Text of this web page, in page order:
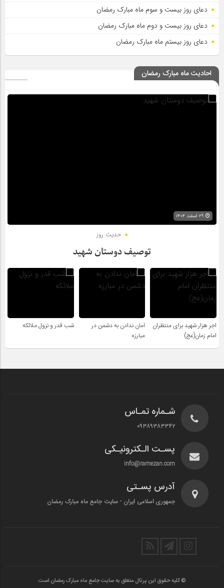
دعای روز بیست و سوم ماه مبارک رمضان
دعای روز بیست و دوم ماه مبارک رمضان
دعای روز بیستم ماه مبارک رمضان
احادیث ماه مبارک رمضان
حدیث روز
توصیف دوستان شهید
اجر هزار شهید برای منتظران
امام زمان(عج)
امان ندادن به دشمن در
مبارزه
شب قدر و نزول ملائکه
شـماره تمـاس
۰۹۳۸۹۳۸۳۳۴۲
پسـت الـکترونیـکی
info@ramezan.com
آدرس پسـتی
جمهوری اسلامی ایران - سایت جامع ماه مبارک رمضان
© کلیه حقوق این پرتال متعلق به سایت جامع ماه مبارک رمضان است